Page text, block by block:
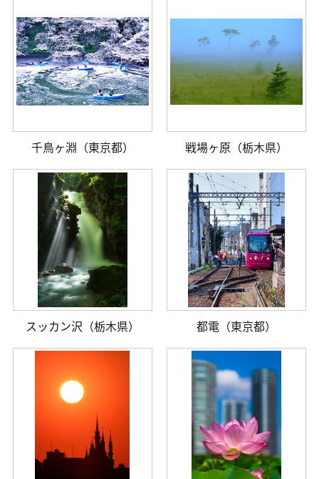
千鳥ヶ淵（東京都） 戦場ヶ原（栃木県）
スッカン沢（栃木県） 都電（東京都）